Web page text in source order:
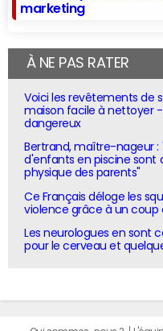
marketing
À NE PAS RATER
Voici les revêtements de
maison facile à nettoyer
dangereux
Bertrand, maître-nageur :
d'enfants en piscine sont
physique des parents"
Ce Français déloge les
violence grâce à un
Les neurologues en sont
pour le cerveau et